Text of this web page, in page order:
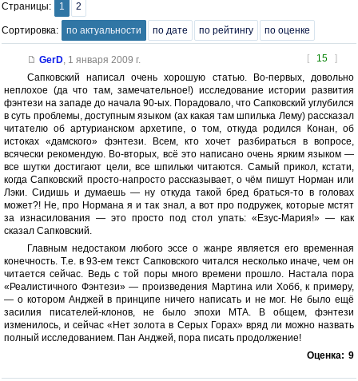
Страницы: 1 2
Сортировка: по актуальности по дате по рейтингу по оценке
[ 15 ]
GerD, 1 января 2009 г.
Сапковский написал очень хорошую статью. Во-первых, довольно
неплохое (да что там, замечательное!) исследование истории развития
фэнтези на западе до начала 90-ых. Порадовало, что Сапковский углубился
в суть проблемы, доступным языком (ах какая там шпилька Лему) рассказал
читателю об артурианском архетипе, о том, откуда родился Конан, об
истоках «дамского» фэнтези. Всем, кто хочет разбираться в вопросе,
всячески рекомендую. Во-вторых, всё это написано очень ярким языком —
все шутки достигают цели, все шпильки читаются. Самый прикол, кстати,
когда Сапковский просто-напросто рассказывает, о чём пишут Норман или
Лэки. Сидишь и думаешь — ну откуда такой бред браться-то в головах
может?! Не, про Нормана я и так знал, а вот про подружек, которые мстят
за изнасилования — это просто под стол упать: «Езус-Мария!» — как
сказал Сапковский.
Главным недостаком любого эссе о жанре является его временная
конечность. Т.е. в 93-ем текст Сапковского читался несколько иначе, чем он
читается сейчас. Ведь с той поры много времени прошло. Настала пора
«Реалистичного Фэнтези» — произведения Мартина или Хобб, к примеру,
— о котором Анджей в принципе ничего написать и не мог. Не было ещё
засилия писателей-клонов, не было эпохи МТА. В общем, фэнтези
изменилось, и сейчас «Нет золота в Серых Горах» вряд ли можно назвать
полный исследованием. Пан Анджей, пора писать продолжение!
Оценка: 9